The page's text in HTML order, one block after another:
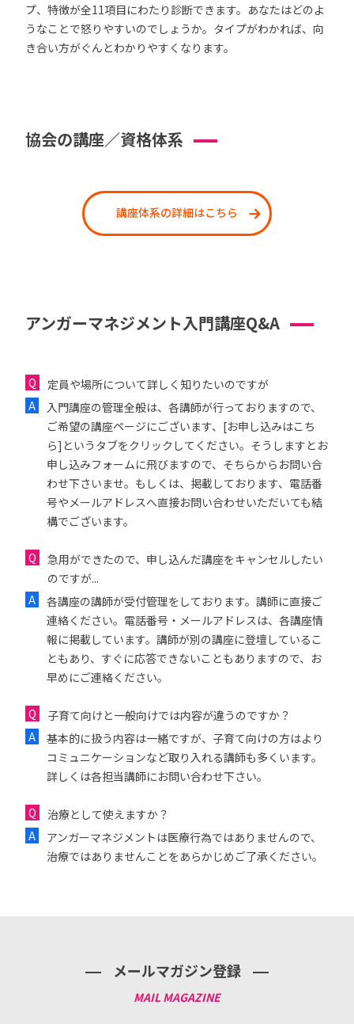
プ、特徴が全11項目にわたり診断できます。あなたはどのよ
うなことで怒りやすいのでしょうか。タイプがわかれば、向
き合い方がぐんとわかりやすくなります。
協会の講座／資格体系
講座体系の詳細はこちら
アンガーマネジメント入門講座Q&A
定員や場所について詳しく知りたいのですが
入門講座の管理全般は、各講師が行っておりますので、
ご希望の講座ページにございます、[お申し込みはこち
ら]というタブをクリックしてください。そうしますとお
申し込みフォームに飛びますので、そちらからお問い合
わせ下さいませ。もしくは、掲載しております、電話番
号やメールアドレスへ直接お問い合わせいただいても結
構でございます。
急用ができたので、申し込んだ講座をキャンセルしたい
のですが...
各講座の講師が受付管理をしております。講師に直接ご
連絡ください。電話番号・メールアドレスは、各講座情
報に掲載しています。講師が別の講座に登壇しているこ
ともあり、すぐに応答できないこともありますので、お
早めにご連絡ください。
子育て向けと一般向けでは内容が違うのですか？
基本的に扱う内容は一緒ですが、子育て向けの方はより
コミュニケーションなど取り入れる講師も多くいます。
詳しくは各担当講師にお問い合わせ下さい。
治療として使えますか？
アンガーマネジメントは医療行為ではありませんので、
治療ではありませんことをあらかじめご了承ください。
メールマガジン登録